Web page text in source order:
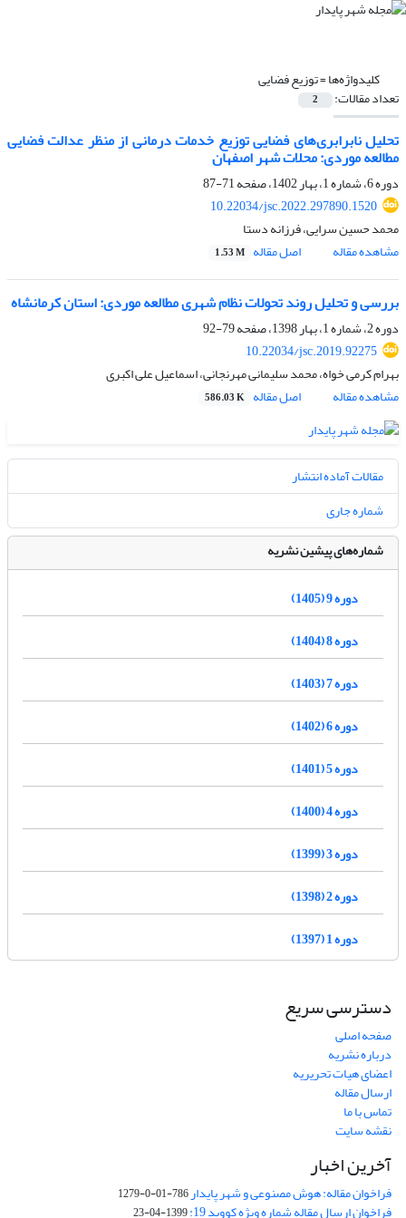
کلیدواژه‌ها =توزیع فضایی
تعداد مقالات: 2
تحلیل نابرابری‌های فضایی توزیع خدمات درمانی از منظر عدالت فضایی
مطالعه موردی: محلات شهر اصفهان
دوره 6، شماره 1، بهار 1402، صفحه
71-87
10.22034/jsc.2022.297890.1520
محمد حسین سرایی، فرزانه دستا
مشاهده مقاله
اصل مقاله 1.53 M
بررسی و تحلیل روند تحولات نظام شهری مطالعه موردی: استان کرمانشاه
دوره 2، شماره 1، بهار 1398، صفحه
79-92
10.22034/jsc.2019.92275
بهرام کرمی خواه، محمد سلیمانی مهرنجانی، اسماعیل علی اکبری
مشاهده مقاله
اصل مقاله 586.03 K
مقالات آماده انتشار
شماره جاری
شماره‌های پیشین نشریه
دوره 9 (1405)
دوره 8 (1404)
دوره 7 (1403)
دوره 6 (1402)
دوره 5 (1401)
دوره 4 (1400)
دوره 3 (1399)
دوره 2 (1398)
دوره 1 (1397)
دسترسی سریع
صفحه اصلی
درباره نشریه
اعضای هیات تحریریه
ارسال مقاله
تماس با ما
نقشه سایت
آخرین اخبار
فراخوان مقاله: هوش مصنوعی و شهر پایدار786-01-0-1279
فراخوان ارسال مقاله شماره ویژه کووید 19: 1399-04-23